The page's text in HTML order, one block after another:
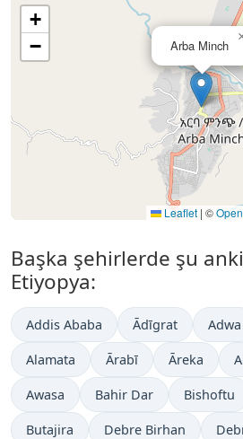
Arba Minch
+
−
Leaflet | ©
Başka şehirlerde şu
Etiyopya:
Addis Ababa Ādīgrat Adwa
Alamata Ārabī Āreka
Awasa Bahir Dar Bishoftu
Butajira Debre Birhan